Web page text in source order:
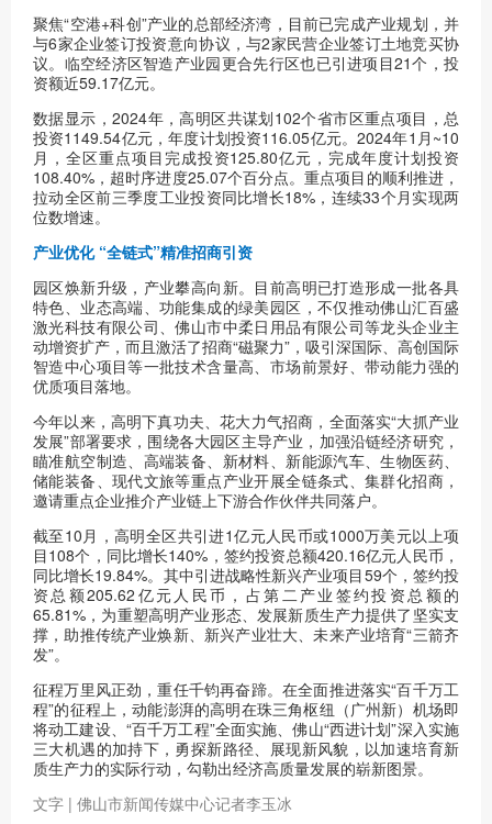
聚焦“空港+科创”产业的总部经济湾，目前已完成产业规划，并
与6家企业签订投资意向协议，与2家民营企业签订土地竞买协
议。临空经济区智造产业园更合先行区也已引进项目21个，投
资额近59.17亿元。
数据显示，2024年，高明区共谋划102个省市区重点项目，总
投资1149.54亿元，年度计划投资116.05亿元。2024年1月~10
月，全区重点项目完成投资125.80亿元，完成年度计划投资
108.40%，超时序进度25.07个百分点。重点项目的顺利推进，
拉动全区前三季度工业投资同比增长18%，连续33个月实现两
位数增速。
产业优化 “全链式”精准招商引资
园区焕新升级，产业攀高向新。目前高明已打造形成一批各具
特色、业态高端、功能集成的绿美园区，不仅推动佛山汇百盛
激光科技有限公司、佛山市中柔日用品有限公司等龙头企业主
动增资扩产，而且激活了招商“磁聚力”，吸引深国际、高创国际
智造中心项目等一批技术含量高、市场前景好、带动能力强的
优质项目落地。
今年以来，高明下真功夫、花大力气招商，全面落实“大抓产业
发展”部署要求，围绕各大园区主导产业，加强沿链经济研究，
瞄准航空制造、高端装备、新材料、新能源汽车、生物医药、
储能装备、现代文旅等重点产业开展全链条式、集群化招商，
邀请重点企业推介产业链上下游合作伙伴共同落户。
截至10月，高明全区共引进1亿元人民币或1000万美元以上项
目108个，同比增长140%，签约投资总额420.16亿元人民币，
同比增长19.84%。其中引进战略性新兴产业项目59个，签约投
资总额205.62亿元人民币，占第二产业签约投资总额的
65.81%，为重塑高明产业形态、发展新质生产力提供了坚实支
撑，助推传统产业焕新、新兴产业壮大、未来产业培育“三箭齐
发”。
征程万里风正劲，重任千钧再奋蹄。在全面推进落实“百千万工
程”的征程上，动能澎湃的高明在珠三角枢纽（广州新）机场即
将动工建设、“百千万工程”全面实施、佛山“西进计划”深入实施
三大机遇的加持下，勇探新路径、展现新风貌，以加速培育新
质生产力的实际行动，勾勒出经济高质量发展的崭新图景。
文字 | 佛山市新闻传媒中心记者李玉冰